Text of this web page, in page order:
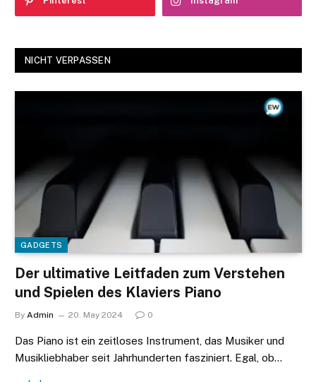
NICHT VERPASSEN
GADGETS
Der ultimative Leitfaden zum Verstehen
und Spielen des Klaviers Piano
By Admin 20. May 2024 0
Das Piano ist ein zeitloses Instrument, das Musiker und
Musikliebhaber seit Jahrhunderten fasziniert. Egal, ob…